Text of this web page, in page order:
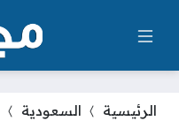
الرئيسية السعودية